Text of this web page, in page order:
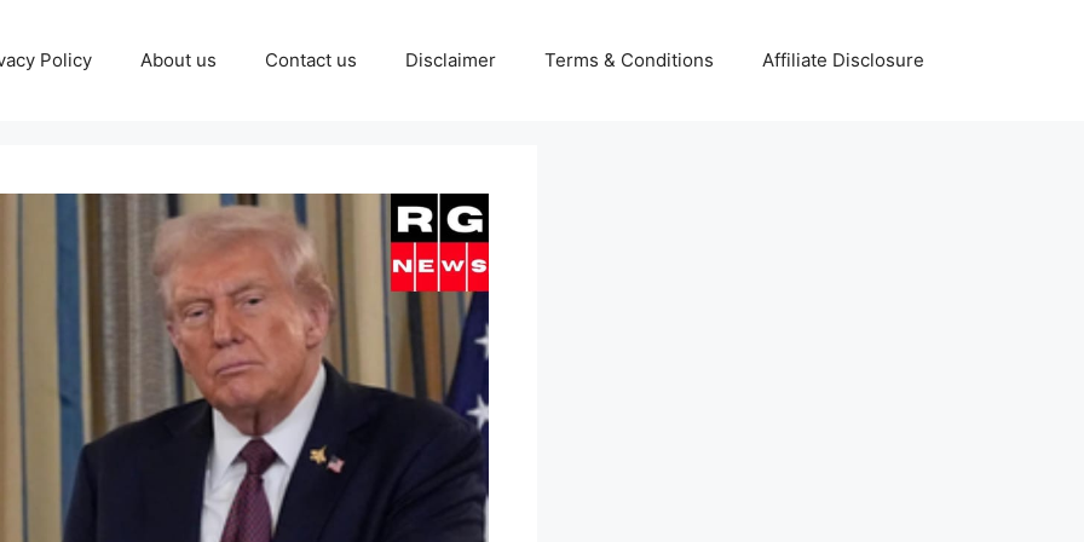
Policy About us Contact us Disclaimer Terms & Conditions Affiliate Disclosure